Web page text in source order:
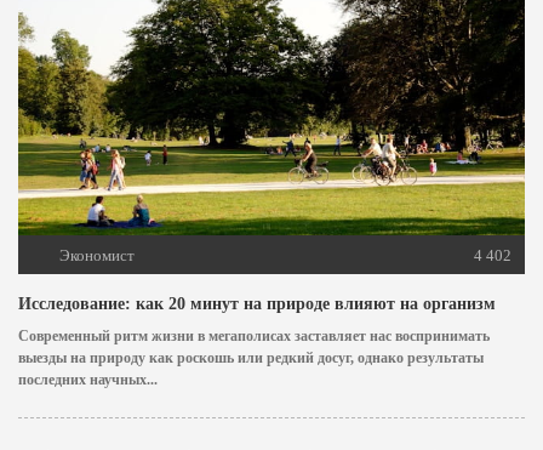
Экономист 4 402
Исследование: как 20 минут на природе влияют на организм
Современный ритм жизни в мегаполисах заставляет нас воспринимать
выезды на природу как роскошь или редкий досуг, однако результаты
последних научных...